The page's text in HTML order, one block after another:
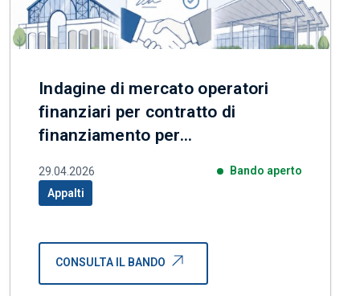
Indagine di mercato operatori
finanziari per contratto di
finanziamento per
Milano
29.04.2026 Bando aperto
Categoria correlata:
Appalti
CONSULTA IL BANDO